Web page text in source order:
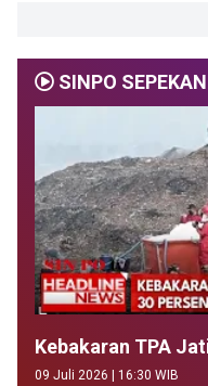
SINPO SEPEKAN
Kebakaran TPA
09 Juli 2026 | 16:30 WIB